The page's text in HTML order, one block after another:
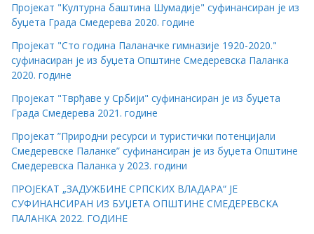
Пројекат "Културна баштина Шумадије" суфинансиран је из
буџета Града Смедерева 2020. године
Пројекат "Сто година Паланачке гимназије 1920-2020."
суфинасиран је из буџета Општине Смедеревска Паланка
2020. године
Пројекат "Тврђаве у Србији" суфинансиран је из буџета
Града Смедерева 2021. године
Пројекат ”Природни ресурси и туристички потенцијали
Смедеревске Паланке” суфинансиран је из буџета Општине
Смедеревска Паланка у 2023. години
ПРОЈЕКАТ „ЗАДУЖБИНЕ СРПСКИХ ВЛАДАРА“ ЈЕ
СУФИНАНСИРАН ИЗ БУЏЕТА ОПШТИНЕ СМЕДЕРЕВСКА
ПАЛАНКА 2022. ГОДИНЕ